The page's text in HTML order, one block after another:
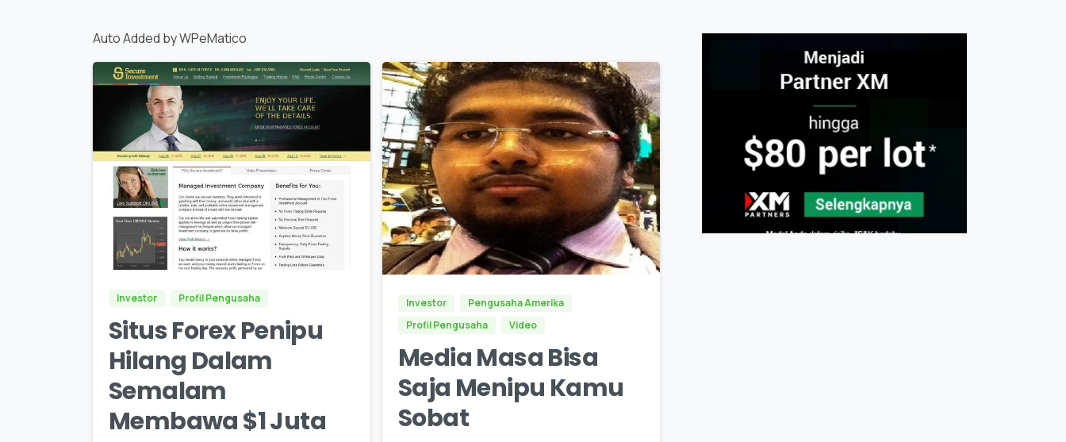
Auto Added by WPeMatico
Investor Profil Pengusaha
Situs Forex Penipu
Hilang Dalam
Semalam
Membawa $1 Juta
0
Investor
Pengusaha Amerika
Profil Pengusaha
Video
Media Masa Bisa
Saja Menipu Kamu
Sobat